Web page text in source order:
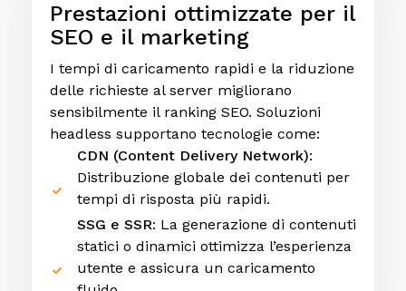
Prestazioni ottimizzate per il
SEO e il marketing
I tempi di caricamento rapidi e la riduzione
delle richieste al server migliorano
sensibilmente il ranking SEO. Soluzioni
headless supportano tecnologie come:
CDN (Content Delivery Network):
Distribuzione globale dei contenuti per
tempi di risposta più rapidi.
SSG e SSR: La generazione di contenuti
statici o dinamici ottimizza l’esperienza
utente e assicura un caricamento